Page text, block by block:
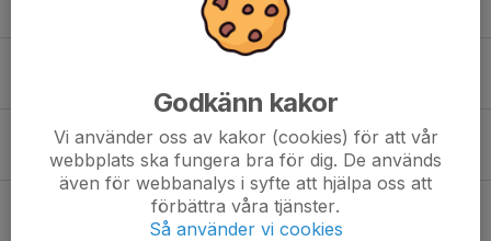
1
Välkomna till AIK Innebandy Summer camp 2026
AIK Innebandy startar Akademi
22 apr, 08:00 0
12 apr, 14:19 0
Godkänn kakor
Vi använder oss av kakor (cookies) för att vår
webbplats ska fungera bra för dig. De används
även för webbanalys i syfte att hjälpa oss att
förbättra våra tjänster.
Så använder vi cookies